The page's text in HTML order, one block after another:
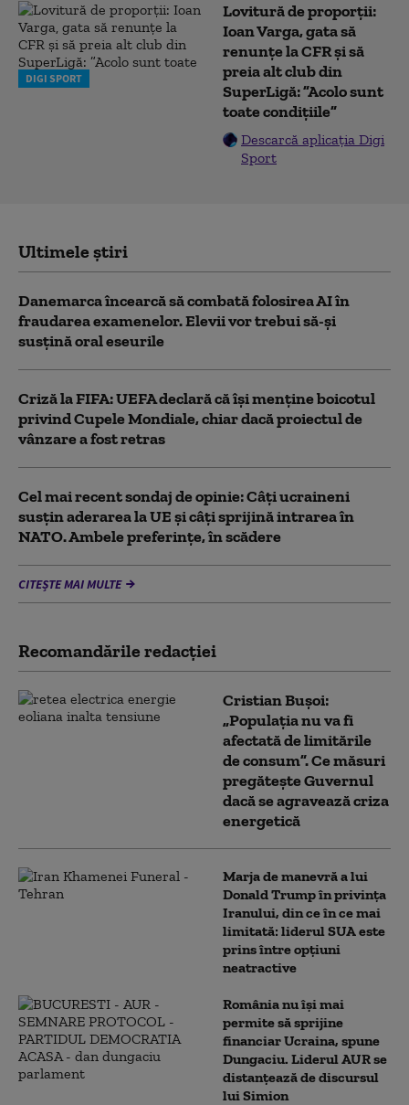
DIGI SPORT
Lovitură de proporții:
Ioan Varga, gata să
renunțe la CFR și să
preia alt club din
SuperLigă: ”Acolo sunt
toate condițiile”
Descarcă aplicația Digi
Sport
Ultimele știri
Danemarca încearcă să combată folosirea AI în
fraudarea examenelor. Elevii vor trebui să-şi
susţină oral eseurile
Criză la FIFA: UEFA declară că îşi menţine boicotul
privind Cupele Mondiale, chiar dacă proiectul de
vânzare a fost retras
Cel mai recent sondaj de opinie: Câți ucraineni
susțin aderarea la UE și câți sprijină intrarea în
NATO. Ambele preferințe, în scădere
CITEȘTE MAI MULTE
Recomandările redacţiei
Cristian Bușoi:
„Populația nu va fi
afectată de limitările
de consum”. Ce măsuri
pregătește Guvernul
dacă se agravează criza
energetică
Marja de manevră a lui
Donald Trump în privința
Iranului, din ce în ce mai
limitată: liderul SUA este
prins între opțiuni
neatractive
România nu își mai
permite să sprijine
financiar Ucraina, spune
Dungaciu. Liderul AUR se
distanțează de discursul
lui Simion